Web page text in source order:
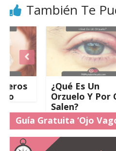
También Te
¿Qué Es Un
Orzuelo Y Por Qué
Salen?
Guía Gratuita ‘Ojo